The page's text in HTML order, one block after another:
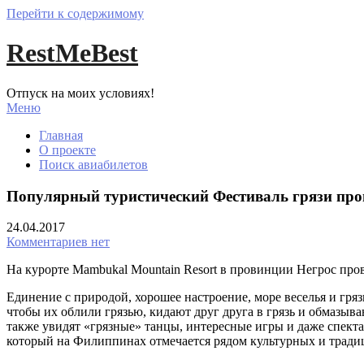
Перейти к содержимому
RestMeBest
Отпуск на моих условиях!
Меню
Главная
О проекте
Поиск авиабилетов
Популярный туристический Фестиваль грязи
24.04.2017
Комментариев нет
На курорте Mambukal Mountain Resort в провинции Негрос
Единение с природой, хорошее настроение, море веселья и
чтобы их облили грязью, кидают друг друга в грязь и
также увидят «грязные» танцы, интересные игры и даже
который на Филиппинах отмечается рядом культурных и